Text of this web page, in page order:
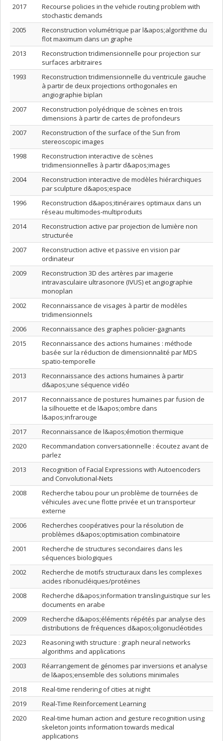
2017
Recourse policies in the vehicle routing problem with
stochastic demands
2005
Reconstruction volumétrique par l&apos;algorithme du
flot maximum dans un graphe
2013
Reconstruction tridimensionnelle pour projection sur
surfaces arbitraires
1993
Reconstruction tridimensionnelle du ventricule gauche
à partir de deux projections orthogonales en
angiographie biplan
2007
Reconstruction polyédrique de scènes en trois
dimensions à partir de cartes de profondeurs
2007
Reconstruction of the surface of the Sun from
stereoscopic images
1998
Reconstruction interactive de scènes
tridimensionnelles à partir d&apos;images
2004
Reconstruction interactive de modèles hiérarchiques
par sculpture d&apos;espace
1996
Reconstruction d&apos;itinéraires optimaux dans un
réseau multimodes-multiproduits
2014
Reconstruction active par projection de lumière non
structurée
2007
Reconstruction active et passive en vision par
ordinateur
2009
Reconstruction 3D des artères par imagerie
intravasculaire ultrasonore (IVUS) et angiographie
monoplan
2002
Reconnaissance de visages à partir de modèles
tridimensionnels
2006
Reconnaissance des graphes policier-gagnants
2015
Reconnaissance des actions humaines : méthode
basée sur la réduction de dimensionnalité par MDS
spatio-temporelle
2013
Reconnaissance des actions humaines à partir
d&apos;une séquence vidéo
2017
Reconnaissance de postures humaines par fusion de
la silhouette et de l&apos;ombre dans
l&apos;infrarouge
2017
Reconnaissance de l&apos;émotion thermique
2020
Recommandation conversationnelle : écoutez avant de
parlez
2013
Recognition of Facial Expressions with Autoencoders
and Convolutional-Nets
2008
Recherche tabou pour un problème de tournées de
véhicules avec une flotte privée et un transporteur
externe
2006
Recherches coopératives pour la résolution de
problèmes d&apos;optimisation combinatoire
2001
Recherche de structures secondaires dans les
séquences biologiques
2002
Recherche de motifs structuraux dans les complexes
acides ribonucléiques/protéines
2008
Recherche d&apos;information translinguistique sur les
documents en arabe
2009
Recherche d&apos;éléments répétés par analyse des
distributions de fréquences d&apos;oligonucléotides
2023
Reasoning with structure : graph neural networks
algorithms and applications
2003
Réarrangement de génomes par inversions et analyse
de l&apos;ensemble des solutions minimales
2018
Real-time rendering of cities at night
2019
Real-Time Reinforcement Learning
2020
Real-time human action and gesture recognition using
skeleton joints information towards medical
applications